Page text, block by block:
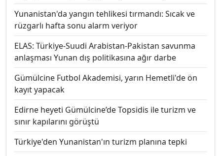
Yunanistan'da yangın tehlikesi tırmandı: Sıcak ve
rüzgarlı hafta sonu alarm veriyor
ELAS: Türkiye-Suudi Arabistan-Pakistan savunma
anlaşması Yunan dış politikasına ağır darbe
Gümülcine Futbol Akademisi, yarın Hemetli'de ön
kayıt yapacak
Edirne heyeti Gümülcine’de Topsidis ile turizm ve
sınır kapılarını görüştü
Türkiye'den Yunanistan'ın turizm planına tepki